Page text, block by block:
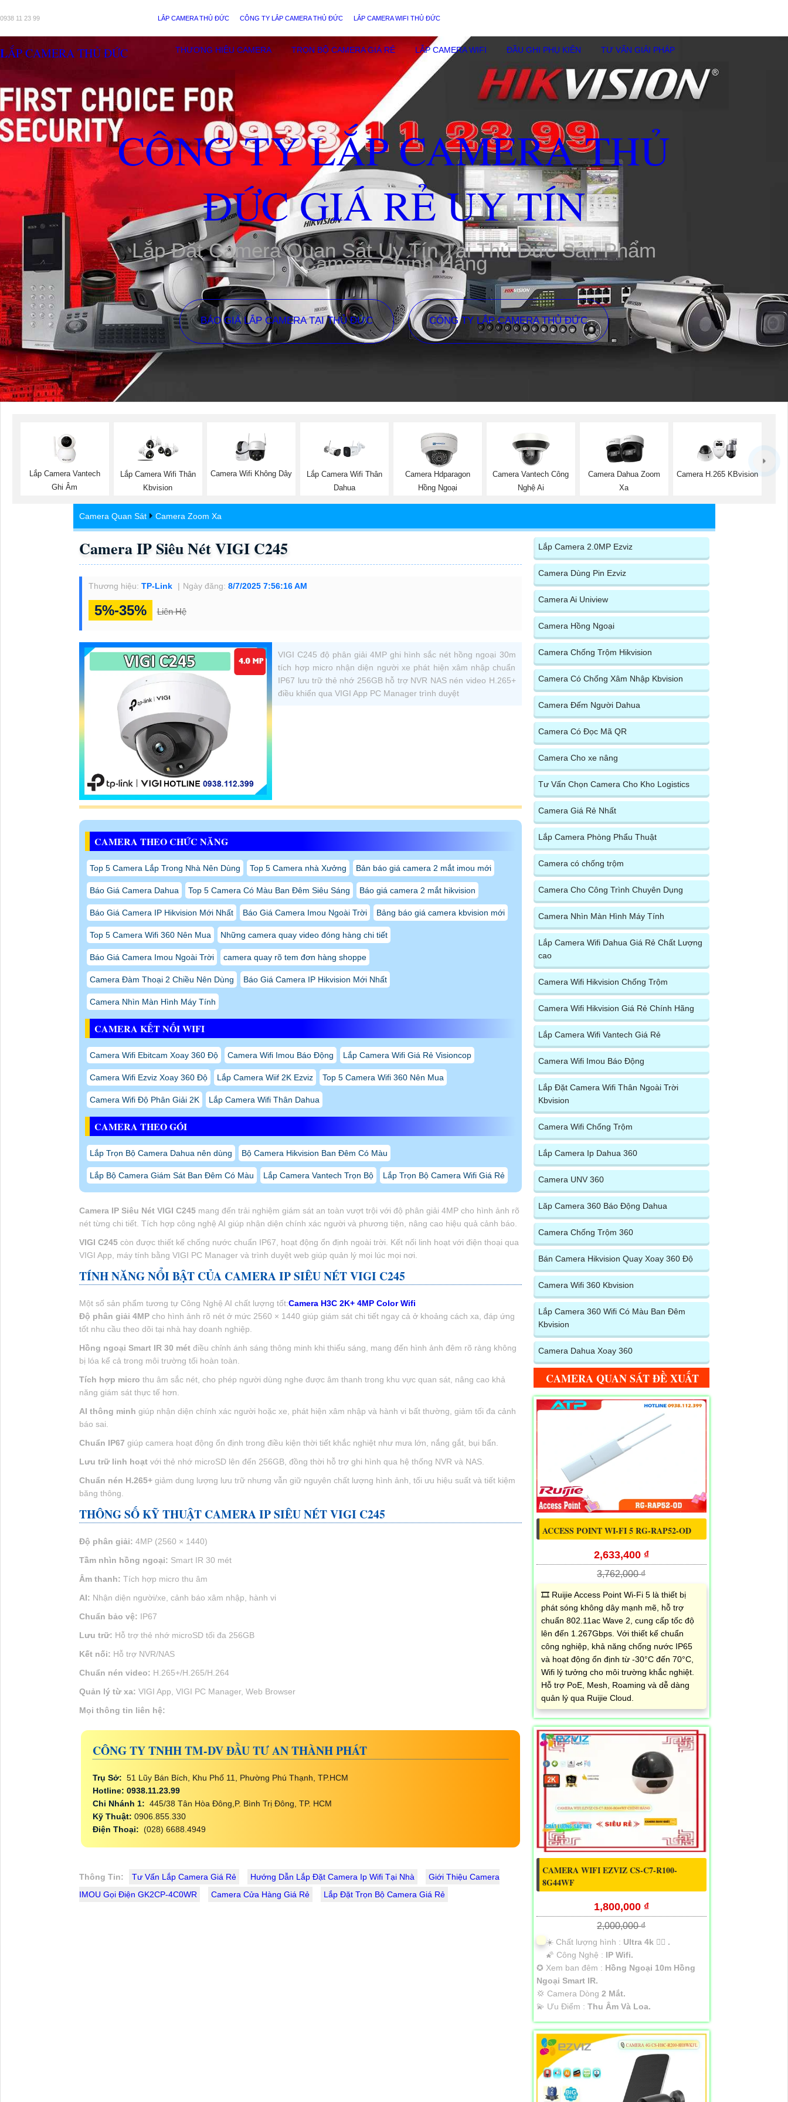
0938 11 23 99 LẮP CAMERA THỦ ĐỨC CÔNG TY LẮP CAMERA THỦ ĐỨC LẮP CAMERA WIFI THỦ ĐỨC
LẮP CAMERA THỦ ĐỨC THƯƠNG HIỆU CAMERA TRỌN BỘ CAMERA GIÁ RẺ LẮP CAMERA WIFI ĐẦU GHI PHỤ KIÊN TƯ VẤN GIẢI PHÁP
CÔNG TY LẮP CAMERA THỦ
ĐỨC GIÁ RẺ UY TÍN
Lắp Đặt Camera Quan Sát Uy Tín Tại Thủ Đức Sản Phẩm
Camera Chính Hãng
BÁO GIÁ LẮP CAMERA TẠI THỦ ĐỨC CÔNG TY LẮP CAMERA THỦ ĐỨC
Lắp Camera Vantech
Ghi Âm
Lắp Camera Wifi Thân
Kbvision
Camera Wifi Không Dây
Lắp Camera Wifi Thân
Dahua
Camera Hdparagon
Hồng Ngoại
Camera Vantech Công
Nghệ Ai
Camera Dahua Zoom
Xa
Camera H.265 KBvision
Camera Quan Sát Camera Zoom Xa
Camera IP Siêu Nét VIGI C245
Thương hiệu: TP-Link Ngày đăng: 8/7/2025 7:56:16 AM
5%-35% Liên Hệ
VIGI C245 độ phân giải 4MP ghi hình sắc nét hồng ngoại 30m
tích hợp micro nhận diện người xe phát hiện xâm nhập chuẩn
IP67 lưu trữ thẻ nhớ 256GB hỗ trợ NVR NAS nén video H.265+
điều khiển qua VIGI App PC Manager trình duyệt
CAMERA THEO CHỨC NĂNG
Top 5 Camera Lắp Trong Nhà Nên Dùng Top 5 Camera nhà Xưởng Bản báo giá camera 2 mắt imou mới
Báo Giá Camera Dahua Top 5 Camera Có Màu Ban Đêm Siêu Sáng Báo giá camera 2 mắt hikvision
Báo Giá Camera IP Hikvision Mới Nhất Báo Giá Camera Imou Ngoài Trời Bảng báo giá camera kbvision mới
Top 5 Camera Wifi 360 Nên Mua Những camera quay video đóng hàng chi tiết
Báo Giá Camera Imou Ngoài Trời camera quay rõ tem đơn hàng shoppe
Camera Đàm Thoại 2 Chiều Nên Dùng Báo Giá Camera IP Hikvision Mới Nhất
Camera Nhìn Màn Hình Máy Tính
CAMERA KẾT NỐI WIFI
Camera Wifi Ebitcam Xoay 360 Độ Camera Wifi Imou Báo Động Lắp Camera Wifi Giá Rẻ Visioncop
Camera Wifi Ezviz Xoay 360 Độ Lắp Camera Wiif 2K Ezviz Top 5 Camera Wifi 360 Nên Mua
Camera Wifi Độ Phân Giải 2K Lắp Camera Wifi Thân Dahua
CAMERA THEO GÓI
Lắp Trọn Bộ Camera Dahua nên dùng Bộ Camera Hikvision Ban Đêm Có Màu
Lắp Bộ Camera Giám Sát Ban Đêm Có Màu Lắp Camera Vantech Trọn Bộ Lắp Trọn Bộ Camera Wifi Giá Rẻ
Camera IP Siêu Nét VIGI C245mang đến trải nghiệm giám sát an toàn vượt trội với độ phân giải 4MP cho hình ảnh rõ
nét từng chi tiết. Tích hợp công nghệ AI giúp nhận diện chính xác người và phương tiện, nâng cao hiệu quả cảnh báo.
VIGI C245còn được thiết kế chống nước chuẩn IP67, hoạt động ổn định ngoài trời. Kết nối linh hoạt với điện thoại qua
VIGI App, máy tính bằng VIGI PC Manager và trình duyệt web giúp quản lý mọi lúc mọi nơi.
TÍNH NĂNG NỔI BẬT CỦA CAMERA IP SIÊU NÉT VIGI C245
Một số sản phẩm tương tự Công Nghệ AI chất lượng tốt:Camera H3C 2K+ 4MP Color Wifi
Độ phân giải 4MPcho hình ảnh rõ nét ở mức 2560 × 1440 giúp giám sát chi tiết ngay cả ở khoảng cách xa, đáp ứng
tốt nhu cầu theo dõi tại nhà hay doanh nghiệp.
Hồng ngoại Smart IR 30 métđiều chỉnh ánh sáng thông minh khi thiếu sáng, mang đến hình ảnh đêm rõ ràng không
bị lóa kể cả trong môi trường tối hoàn toàn.
Tích hợp micro thu âm sắc nét, cho phép người dùng nghe được âm thanh trong khu vực quan sát, nâng cao khả
năng giám sát thực tế hơn.
AI thông minh giúp nhận diện chính xác người hoặc xe, phát hiện xâm nhập và hành vi bất thường, giảm tối đa cảnh
báo sai.
Chuẩn IP67 giúp camera hoạt động ổn định trong điều kiện thời tiết khắc nghiệt như mưa lớn, nắng gắt, bụi bẩn.
Lưu trữ linh hoạtvới thẻ nhớ microSD lên đến 256GB, đồng thời hỗ trợ ghi hình qua hệ thống NVR và NAS.
Chuẩn nén H.265+giảm dung lượng lưu trữ nhưng vẫn giữ nguyên chất lượng hình ảnh, tối ưu hiệu suất và tiết kiệm
băng thông.
THÔNG SỐ KỸ THUẬT CAMERA IP SIÊU NÉT VIGI C245
Độ phân giải: 4MP (2560 × 1440)
Tầm nhìn hồng ngoại: Smart IR 30 mét
Âm thanh: Tích hợp micro thu âm
AI: Nhận diện người/xe, cảnh báo xâm nhập, hành vi
Chuẩn bảo vệ: IP67
Lưu trữ: Hỗ trợ thẻ nhớ microSD tối đa 256GB
Kết nối: Hỗ trợ NVR/NAS
Chuẩn nén video: H.265+/H.265/H.264
Quản lý từ xa: VIGI App, VIGI PC Manager, Web Browser
Mọi thông tin liên hệ:
CÔNG TY TNHH TM-DV ĐẦU TƯ AN THÀNH PHÁT
Trụ Sở: 51 Lũy Bán Bích, Khu Phố 11, Phường Phú Thạnh, TP.HCM
Hotline: 0938.11.23.99
Chi Nhánh 1: 445/38 Tân Hòa Đông,P. Bình Trị Đông, TP. HCM
Kỹ Thuật: 0906.855.330
Điện Thoại: (028) 6688.4949
Thông Tin: Tư Vấn Lắp Camera Giá Rẻ Hướng Dẫn Lắp Đặt Camera Ip Wifi Tại Nhà
Giới Thiệu Camera
IMOU Gọi Điện GK2CP-4C0WR
Camera Cửa Hàng Giá Rẻ Lắp Đặt Trọn Bộ Camera Giá Rẻ
Lắp Camera 2.0MP Ezviz
Camera Dùng Pin Ezviz
Camera Ai Uniview
Camera Hồng Ngoại
Camera Chống Trộm Hikvision
Camera Có Chống Xâm Nhập Kbvision
Camera Đếm Người Dahua
Camera Có Đọc Mã QR
Camera Cho xe nâng
Tư Vấn Chọn Camera Cho Kho Logistics
Camera Giá Rẻ Nhất
Lắp Camera Phòng Phẩu Thuật
Camera có chống trộm
Camera Cho Công Trình Chuyên Dụng
Camera Nhìn Màn Hình Máy Tính
Lắp Camera Wifi Dahua Giá Rẻ Chất Lượng
cao
Camera Wifi Hikvision Chống Trộm
Camera Wifi Hikvision Giá Rẻ Chính Hãng
Lắp Camera Wifi Vantech Giá Rẻ
Camera Wifi Imou Báo Động
Lắp Đặt Camera Wifi Thân Ngoài Trời
Kbvision
Camera Wifi Chống Trộm
Lắp Camera Ip Dahua 360
Camera UNV 360
Lăp Camera 360 Báo Động Dahua
Camera Chống Trộm 360
Bán Camera Hikvision Quay Xoay 360 Độ
Camera Wifi 360 Kbvision
Lắp Camera 360 Wifi Có Màu Ban Đêm
Kbvision
Camera Dahua Xoay 360
CAMERA QUAN SÁT ĐỀ XUẤT
ACCESS POINT WI-FI 5 RG-RAP52-OD
2,633,400 ₫
3,762,000 ₫
🎞 Ruijie Access Point Wi-Fi 5 là thiết bị
phát sóng không dây mạnh mẽ, hỗ trợ
chuẩn 802.11ac Wave 2, cung cấp tốc độ
lên đến 1.267Gbps. Với thiết kế chuẩn
công nghiệp, khả năng chống nước IP65
và hoạt động ổn định từ -30°C đến 70°C,
Wifi lý tưởng cho môi trường khắc nghiệt.
Hỗ trợ PoE, Mesh, Roaming và dễ dàng
quản lý qua Ruijie Cloud.
CAMERA WIFI EZVIZ CS-C7-R100-
8G44WF
1,800,000 ₫
2,000,000 ₫
☀️ Chất lượng hình : Ultra 4k 👍🏾 .
🌠 Công Nghệ : IP Wifi.
✪ Xem ban đêm : Hồng Ngoại 10m Hồng
Ngoại Smart IR.
💢 Camera Dòng 2 Mắt.
️💫 Ưu Điểm : Thu Âm Và Loa.